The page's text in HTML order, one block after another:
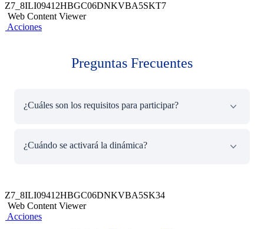
Z7_8ILI09412HBGC06DNKVBA5SKT7
Web Content Viewer
Acciones
Preguntas Frecuentes
¿Cuáles son los requisitos para participar?
la App BCP en las fechas señaladas de campaña.
¿Cuándo se activará la dinámica?
Z7_8ILI09412HBGC06DNKVBA5SK34
Web Content Viewer
Acciones